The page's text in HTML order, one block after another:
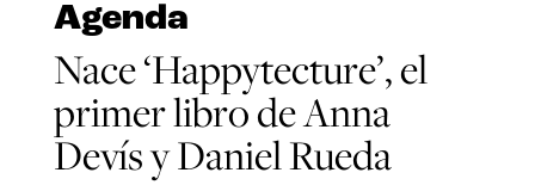
Agenda
Nace ‘Happytecture’, el
primer libro de Anna
Devís y Daniel Rueda